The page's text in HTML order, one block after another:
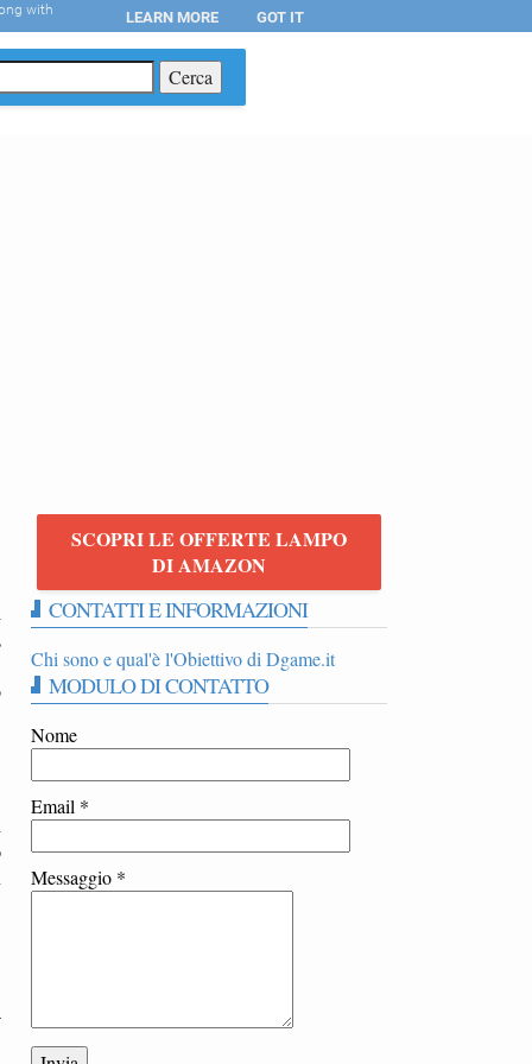
SCOPRI LE OFFERTE LAMPO
DI AMAZON
CONTATTI E INFORMAZIONI
Chi sono e qual'è l'Obiettivo di Dgame.it
MODULO DI CONTATTO
Nome
Email *
Messaggio *
with LEARN MORE GOT IT